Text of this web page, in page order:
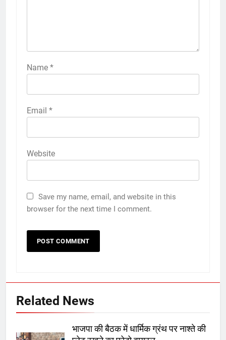
Name *
Email *
Website
Save my name, email, and website in this
browser for the next time I comment.
Related News
भाजपा की बैठक में धार्मिक ग्रंथ पर नाश्ते की